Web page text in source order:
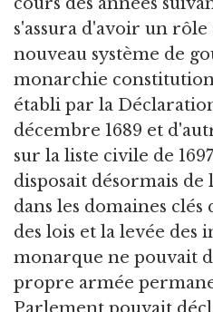
s'assura d'avoir un rôle
nouveau système de
monarchie
établi par la
décembre 1689 et
sur la liste civile de
disposait désormais
dans les domaines
des lois et la levée des
monarque ne pouvait
propre armée